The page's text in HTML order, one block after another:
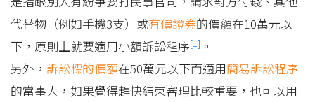
代替物（例如手機3支）或有價證券的價額在10萬元以
下，原則上就要適用小額訴訟程序[1] 。
另外， 訴訟標的價額在50萬元以下而適用簡易訴訟程序
的當事人，如果覺得趕快結束審理比較重要，也可以用